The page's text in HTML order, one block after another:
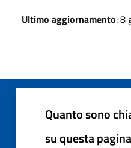
Ultimo aggiornamento: 8
Quanto sono
su questa